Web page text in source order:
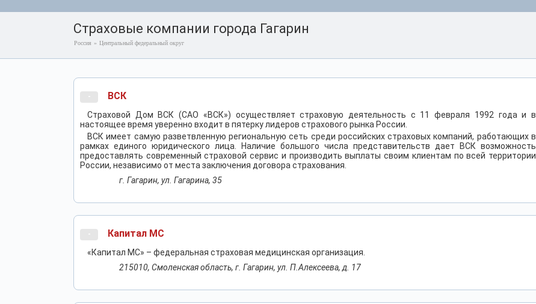
Страховые компании города Гагарин
Россия » Центральный федеральный округ
- ВСК
Страховой Дом ВСК (САО «ВСК») осуществляет страховую деятельность с 11 февраля 1992 года и в
настоящее время уверенно входит в пятерку лидеров страхового рынка России.
ВСК имеет самую разветвленную региональную сеть среди российских страховых компаний, работающих в
рамках единого юридического лица. Наличие большого числа представительств дает ВСК возможность
предоставлять современный страховой сервис и производить выплаты своим клиентам по всей территории
России, независимо от места заключения договора страхования.
г. Гагарин, ул. Гагарина, 35
- Капитал МС
«Капитал МС» – федеральная страховая медицинская организация.
215010, Смоленская область, г. Гагарин, ул. П.Алексеева, д. 17